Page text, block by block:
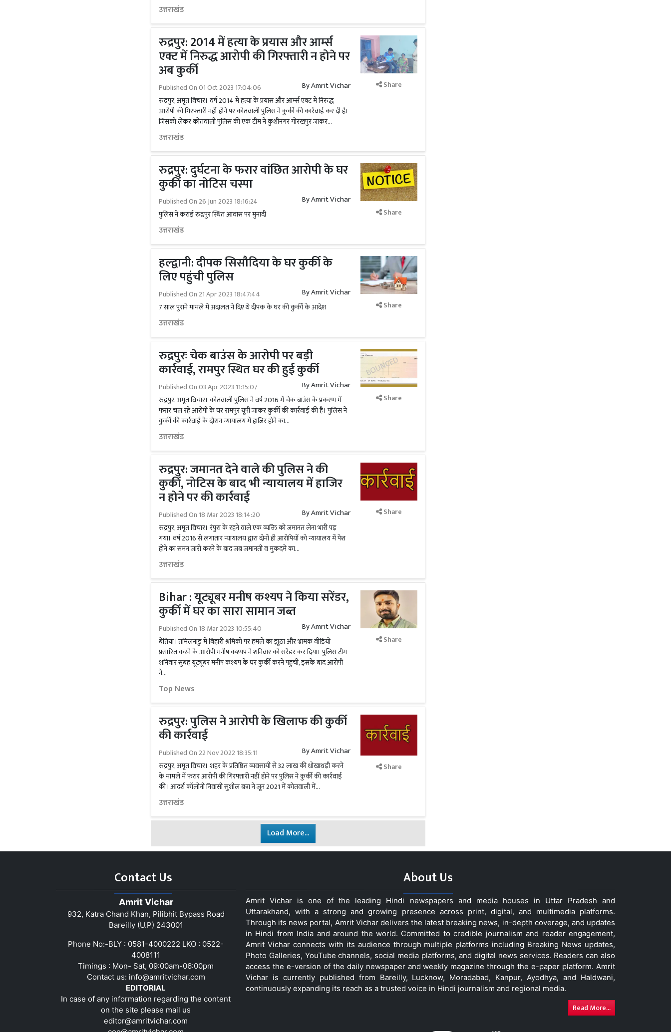
उत्तराखंड
रुद्रपुर: 2014 में हत्या के प्रयास और आर्म्स
एक्ट में निरुद्ध आरोपी की गिरफ्तारी न होने पर
अब कुर्की
Published On01 Oct 2023 17:04:06 ByAmrit Vichar
रुद्रपुर, अमृत विचार। वर्ष 2014 में हत्या के प्रयास और आर्म्स एक्ट में निरुद्ध
आरोपी की गिरफ्तारी नहीं होने पर कोतवाली पुलिस ने कुर्की की कार्रवाई कर दी है।
जिसको लेकर कोतवाली पुलिस की एक टीम ने कुशीनगर गोरखपुर जाकर...
उत्तराखंड
Share
रुद्रपुर: दुर्घटना के फरार वांछित आरोपी के घर
कुर्की का नोटिस चस्पा
Published On 26 Jun 2023 18:16:24 ByAmrit Vichar
पुलिस ने कराई रुद्रपुर स्थित आवास पर मुनादी
उत्तराखंड
Share
हल्द्वानी: दीपक सिसौदिया के घर कुर्की के
लिए पहुंची पुलिस
Published On 21 Apr 2023 18:47:44 ByAmrit Vichar
7 साल पुराने मामले में अदालत ने दिए थे दीपक के घर की कुर्की के आदेश
उत्तराखंड
Share
रुद्रपुरः चेक बाउंस के आरोपी पर बड़ी
कार्रवाई, रामपुर स्थित घर की हुई कुर्की
Published On03 Apr 2023 11:15:07 ByAmrit Vichar
रुद्रपुर, अमृत विचार। कोतवाली पुलिस ने वर्ष 2016 में चेक बाउंस के प्रकरण में
फरार चल रहे आरोपी के घर रामपुर यूपी जाकर कुर्की की कार्रवाई की है। पुलिस ने
कुर्की की कार्रवाई के दौरान न्यायालय में हाजिर होने का...
उत्तराखंड
Share
रुद्रपुर: जमानत देने वाले की पुलिस ने की
कुर्की, नोटिस के बाद भी न्यायालय में हाजिर
न होने पर की कार्रवाई
Published On 18 Mar 2023 18:14:20 ByAmrit Vichar
रुद्रपुर, अमृत विचार। रंपुरा के रहने वाले एक व्यक्ति को जमानत लेना भारी पड़
गया। वर्ष 2016 से लगातार न्यायालय द्वारा दोनों ही आरोपियों को न्यायालय में पेश
होने का समन जारी करने के बाद जब जमानती व मुकदमे का...
उत्तराखंड
Share
Bihar : यूट्यूबर मनीष कश्यप ने किया सरेंडर,
कुर्की में घर का सारा सामान जब्त
Published On 18 Mar 2023 10:55:40 ByAmrit Vichar
बेतिया। तमिलनाडु में बिहारी श्रमिकों पर हमले का झूठा और भ्रामक वीडियो
प्रसारित करने के आरोपी मनीष कश्यप ने शनिवार को सरेंडर कर दिया। पुलिस टीम
शनिवार सुबह यूट्यूबर मनीष कश्यप के घर कुर्की करने पहुंची, इसके बाद आरोपी
ने...
Top News
Share
रुद्रपुर: पुलिस ने आरोपी के खिलाफ की कुर्की
की कार्रवाई
Published On 22 Nov 2022 18:35:11 ByAmrit Vichar
रुद्रपुर, अमृत विचार। शहर के प्रतिष्ठित व्यवसायी से 32 लाख की धोखाधड़ी करने
के मामले में फरार आरोपी की गिरफ्तारी नहीं होने पर पुलिस ने कुर्की की कार्रवाई
की। आदर्श कॉलोनी निवासी सुशील बत्रा ने जून 2021 में कोतवाली में...
उत्तराखंड
Share
Load More...
Contact Us
Amrit Vichar
932, Katra Chand Khan, Pilibhit Bypass Road
Bareilly (U.P) 243001
Phone No:-BLY : 0581-4000222 LKO : 0522-
4008111
Timings : Mon- Sat, 09:00am-06:00pm
Contact us: info@amritvichar.com
EDITORIAL
In case of any information regarding the content
on the site please mail us
editor@amritvichar.com
About Us
Amrit Vichar is one of the leading Hindi newspapers and media houses in Uttar Pradesh and
Uttarakhand, with a strong and growing presence across print, digital, and multimedia platforms.
Through its news portal, Amrit Vichar delivers the latest breaking news, in-depth coverage, and updates
in Hindi from India and around the world. Committed to credible journalism and reader engagement,
Amrit Vichar connects with its audience through multiple platforms including Breaking News updates,
Photo Galleries, YouTube channels, social media platforms, and digital news services. Readers can also
access the e-version of the daily newspaper and weekly magazine through the e-paper platform. Amrit
Vichar is currently published from Bareilly, Lucknow, Moradabad, Kanpur, Ayodhya, and Haldwani,
continuously expanding its reach as a trusted voice in Hindi journalism and regional media.
Read More...